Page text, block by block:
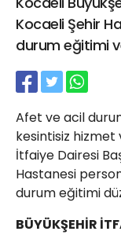
Kocaeli Şehir
durum eğitimi
Afet ve acil
kesintisiz hizmet
İtfaiye Dairesi
Hastanesi
durum eğitimi
BÜYÜKŞEHİR